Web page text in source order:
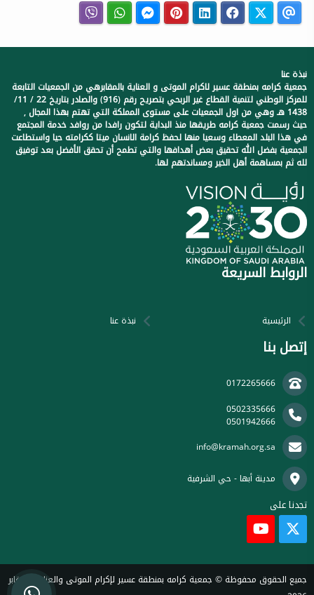
نبذة عنا
جمعية كرامه بمنطقة عسير لاكرام الموتى و العناية بالمقابرهي من الجمعيات التابعة
للمركز الوطني لتنمية القطاع غير الربحي بتصريح رقم (916) والصادر بتاريخ 22 / 11/
1438 هـ وهي من اول الجمعيات على مستوى المملكة التي تهتم بهذا المجال ,
حيث رسمت جمعية كرامه طريقها منذ البداية لتكون رافدا من روافد خدمة المجتمع
في هذا البلد المعطاء وسعيا منها لحفظ كرامة الانسان ميتا ككرامته حيا واستطاعت
الجمعية بفضل الله تحقيق بعض أهدافها والتي تطمح أن تحقق الأفضل بعد توفيق
لله ثم بمساهمة أهل الخير ومساندتهم لها.
الروابط السريعة
الرئيسية نبذة عنا
إتصل بنا
0172265666
0502335666
0501942666
info@kramah.org.sa
مدينة أبها - حي الشرفية
تجدنا على
جميع الحقوق محفوظة © جمعية كرامه بمنطقة عسير لإكرام الموتى والعناية بالمقابر